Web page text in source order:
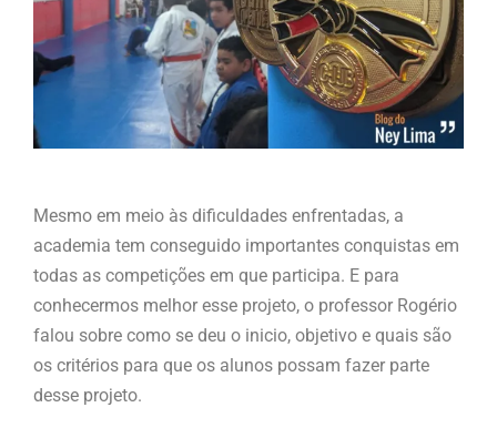
Mesmo em meio às dificuldades enfrentadas, a
academia tem conseguido importantes conquistas em
todas as competições em que participa. E para
conhecermos melhor esse projeto, o professor Rogério
falou sobre como se deu o inicio, objetivo e quais são
os critérios para que os alunos possam fazer parte
desse projeto.